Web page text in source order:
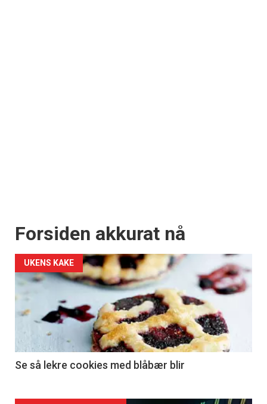
Forsiden akkurat nå
UKENS KAKE
Se så lekre cookies med blåbær blir